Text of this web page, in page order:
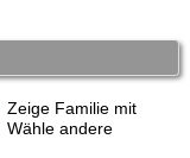
Zeige Familie mit
Wähle andere